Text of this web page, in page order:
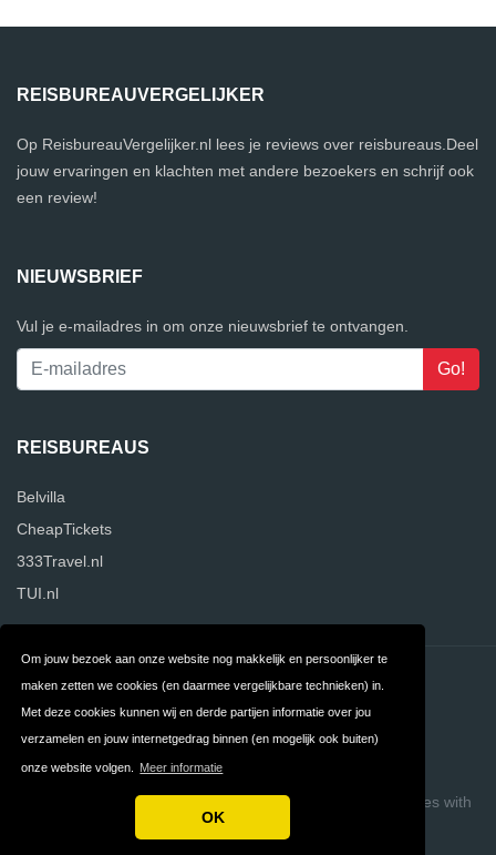
Om jouw bezoek aan onze website nog makkelijk en persoonlijker te
maken zetten we cookies (en daarmee vergelijkbare technieken) in.
Met deze cookies kunnen wij en derde partijen informatie over jou
verzamelen en jouw internetgedrag binnen (en mogelijk ook buiten)
onze website volgen. Meer informatie
OK
REISBUREAUVERGELIJKER
Op ReisbureauVergelijker.nl lees je reviews over reisbureaus.Deel
jouw ervaringen en klachten met andere bezoekers en schrijf ook
een review!
NIEUWSBRIEF
Vul je e-mailadres in om onze nieuwsbrief te ontvangen.
REISBUREAUS
Belvilla
CheapTickets
333Travel.nl
TUI.nl
Contact Privacy
Algemene FAQ
Copyright © 2026 ReisbureauVergelijker
Build review sites with
ReviewTycoon